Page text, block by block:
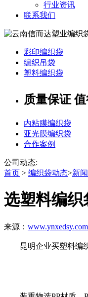
行业资讯
联系我们
彩印编织袋
编织吊袋
塑料编织袋
质量保证
内粘膜编织袋
亚光膜编织袋
合作案例
公司动态:
首页 > 编织袋动态>新
选塑料编织
来源： www.ynxedsy.com
昆明企业买塑料编